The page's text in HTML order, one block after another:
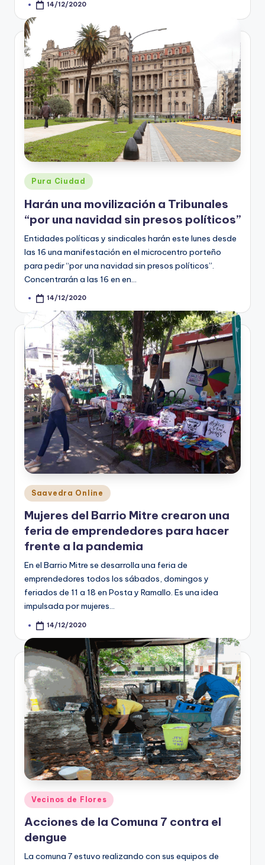
Posted14/12/2020
Posted
in
Pura Ciudad
Harán una movilización a Tribunales
“por una navidad sin presos políticos”
Entidades políticas y sindicales harán este lunes desde
las 16 una manifestación en el microcentro porteño
para pedir “por una navidad sin presos políticos”.
Concentrarán a las 16 en en…
Posted14/12/2020
Posted
in
Saavedra Online
Mujeres del Barrio Mitre crearon una
feria de emprendedores para hacer
frente a la pandemia
En el Barrio Mitre se desarrolla una feria de
emprendedores todos los sábados, domingos y
feriados de 11 a 18 en Posta y Ramallo. Es una idea
impulsada por mujeres…
Posted14/12/2020
Posted
in
Vecinos de Flores
Acciones de la Comuna 7 contra el
dengue
La comuna 7 estuvo realizando con sus equipos de